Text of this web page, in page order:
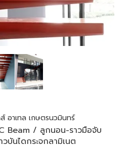
อาเทล เกษตรนวมินทร์
Beam / ลูกนอน-ราวมือจับ
บันไดกระจกลามิเนต